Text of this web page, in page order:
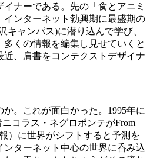
ナーである。先の「食とアニミ
インターネット勃興期に最盛期の
キャンパス)に潜り込んで学び、
くの情報を編集し見せていくと
、肩書をコンテクストデザイナ
。これが面白かった。 1995年に
コラス・ネグロポンテがFrom
報）に世界がシフトすると予測を
ンターネット中心の世界に呑み込